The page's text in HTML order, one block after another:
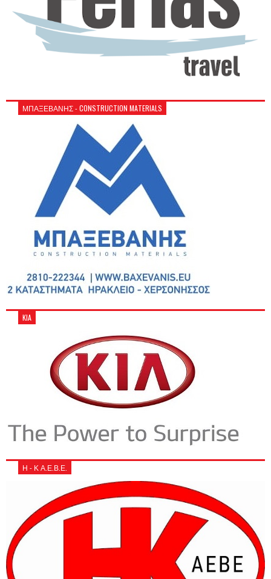
ΜΠΑΞΕΒΑΝΗΣ - CONSTRUCTION MATERIALS
KIA
Η - Κ Α.Ε.Β.Ε.